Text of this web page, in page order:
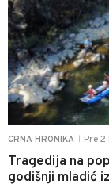
CRNA HRONIKA Pre 2
Tragedija na
godišnji mladić